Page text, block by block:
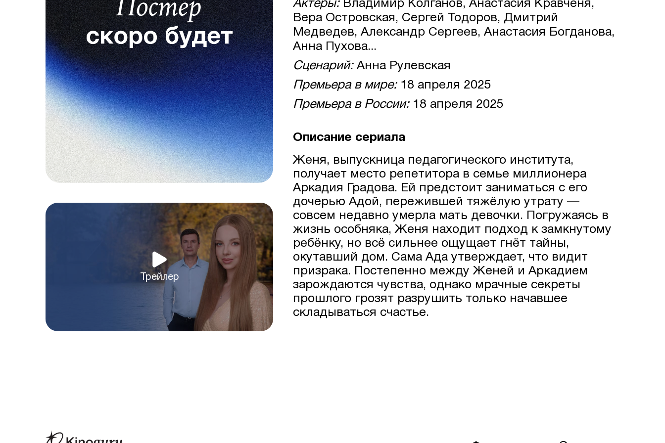
Трейлер
Актеры:Владимир Колганов, Анастасия Кравченя,
Вера Островская, Сергей Тодоров, Дмитрий
Медведев, Александр Сергеев, Анастасия Богданова,
Анна Пухова...
Сценарий:Анна Рулевская
Премьера в мире:18 апреля 2025
Премьера в России:18 апреля 2025
Описание сериала
Женя, выпускница педагогического института,
получает место репетитора в семье миллионера
Аркадия Градова. Ей предстоит заниматься с его
дочерью Адой, пережившей тяжёлую утрату —
совсем недавно умерла мать девочки. Погружаясь в
жизнь особняка, Женя находит подход к замкнутому
ребёнку, но всё сильнее ощущает гнёт тайны,
окутавший дом. Сама Ада утверждает, что видит
призрака. Постепенно между Женей и Аркадием
зарождаются чувства, однако мрачные секреты
прошлого грозят разрушить только начавшее
складываться счастье.